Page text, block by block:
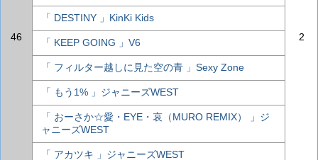
46 2
「 DESTINY 」KinKi Kids
「 KEEP GOING 」V6
「 フィルター越しに見た空の青 」Sexy Zone
「 もう1% 」ジャニーズWEST
「 おーさか☆愛・EYE・哀（MURO REMIX） 」ジ
ャニーズWEST
「 アカツキ 」ジャニーズWEST